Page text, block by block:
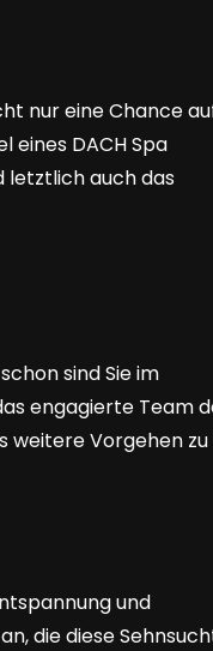
nur eine Chance
eines DACH Spa
letztlich auch das
sind Sie im
engagierte Team
weitere Vorgehen zu
und
die diese